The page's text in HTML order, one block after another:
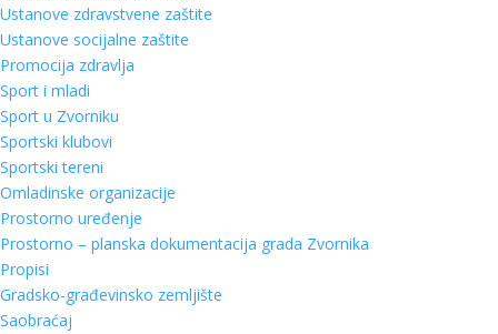
Ustanove zdravstvene zaštite
Ustanove socijalne zaštite
Promocija zdravlja
Sport i mladi
Sport u Zvorniku
Sportski klubovi
Sportski tereni
Omladinske organizacije
Prostorno uređenje
Prostorno – planska dokumentacija grada Zvornika
Propisi
Gradsko-građevinsko zemljište
Saobraćaj